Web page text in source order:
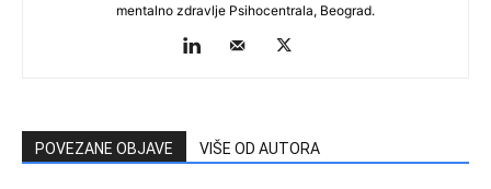
mentalno zdravlje Psihocentrala, Beograd.
POVEZANE OBJAVE VIŠE OD AUTORA